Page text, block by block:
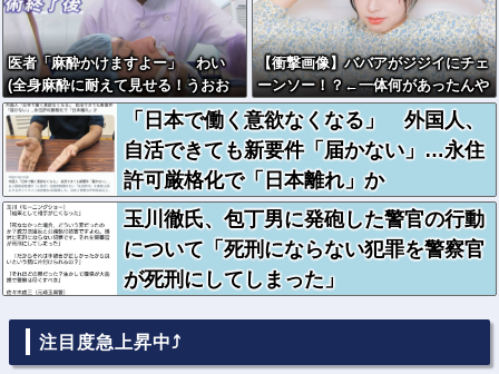
医者「麻酔かけますよー」 わい
(全身麻酔に耐えて見せる！うおお
おおおお！！！！)
【衝撃画像】ババアがジジイにチェ
ーンソー！？←一体何があったんや
コレw w w w w w w w w
「日本で働く意欲なくなる」 外国人、
自活できても新要件「届かない」…永住
許可厳格化で「日本離れ」か
玉川徹氏、包丁男に発砲した警官の行動
について「死刑にならない犯罪を警察官
が死刑にしてしまった」
注目度急上昇中⤴